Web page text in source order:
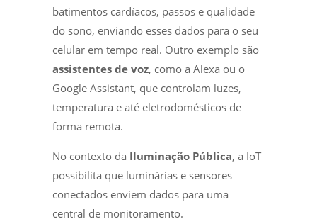
batimentos cardíacos, passos e qualidade
do sono, enviando esses dados para o seu
celular em tempo real. Outro exemplo são
assistentes de voz, como a Alexa ou o
Google Assistant, que controlam luzes,
temperatura e até eletrodomésticos de
forma remota.
No contexto da Iluminação Pública, a IoT
possibilita que luminárias e sensores
conectados enviem dados para uma
central de monitoramento.